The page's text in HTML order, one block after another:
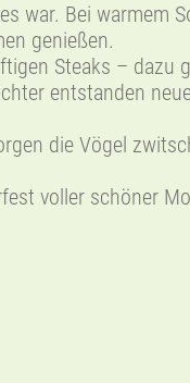
war. Bei warmem
genießen.
Steaks – dazu
entstanden
die Vögel
voller schöner